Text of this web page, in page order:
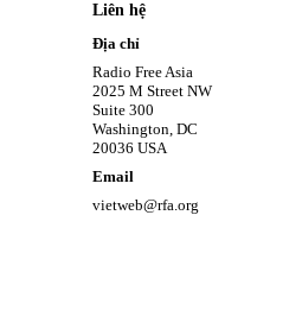
Liên hệ
Địa chỉ
Radio Free Asia
2025 M Street NW
Suite 300
Washington, DC
20036 USA
Email
vietweb@rfa.org